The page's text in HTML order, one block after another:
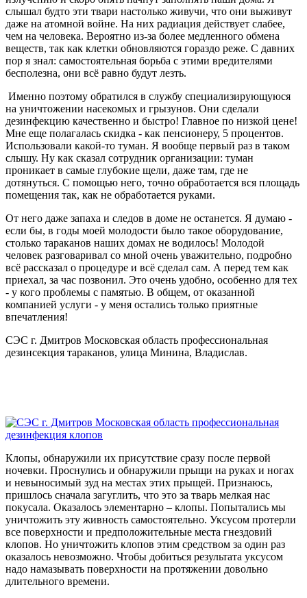
слышал будто эти твари настолько живучи, что они выживут
даже на атомной войне. На них радиация действует слабее,
чем на человека. Вероятно из-за более медленного обмена
веществ, так как клетки обновляются гораздо реже. С давних
пор я знал: самостоятельная борьба с этими вредителями
бесполезна, они всё равно будут лезть.
Именно поэтому обратился в службу специализирующуюся
на уничтожении насекомых и грызунов. Они сделали
дезинфекцию качественно и быстро! Главное по низкой цене!
Мне еще полагалась скидка - как пенсионеру, 5 процентов.
Использовали какой-то туман. Я вообще первый раз в таком
слышу. Ну как сказал сотрудник организации: туман
проникает в самые глубокие щели, даже там, где не
дотянуться. С помощью него, точно обработается вся площадь
помещения так, как не обработается руками.
От него даже запаха и следов в доме не останется. Я думаю -
если бы, в годы моей молодости было такое оборудование,
столько тараканов наших домах не водилось! Молодой
человек разговаривал со мной очень уважительно, подробно
всё рассказал о процедуре и всё сделал сам. А перед тем как
приехал, за час позвонил. Это очень удобно, особенно для тех
- у кого проблемы с памятью. В общем, от оказанной
компанией услуги - у меня остались только приятные
впечатления!
СЭС г. Дмитров Московская область профессиональная
дезинсекция тараканов, улица Минина, Владислав.
Клопы, обнаружили их присутствие сразу после первой
ночевки. Проснулись и обнаружили прыщи на руках и ногах
и невыносимый зуд на местах этих прыщей. Признаюсь,
пришлось сначала загуглить, что это за тварь мелкая нас
покусала. Оказалось элементарно – клопы. Попытались мы
уничтожить эту живность самостоятельно. Уксусом протерли
все поверхности и предположительные места гнездовий
клопов. Но уничтожить клопов этим средством за один раз
оказалось невозможно. Чтобы добиться результата уксусом
надо намазывать поверхности на протяжении довольно
длительного времени.